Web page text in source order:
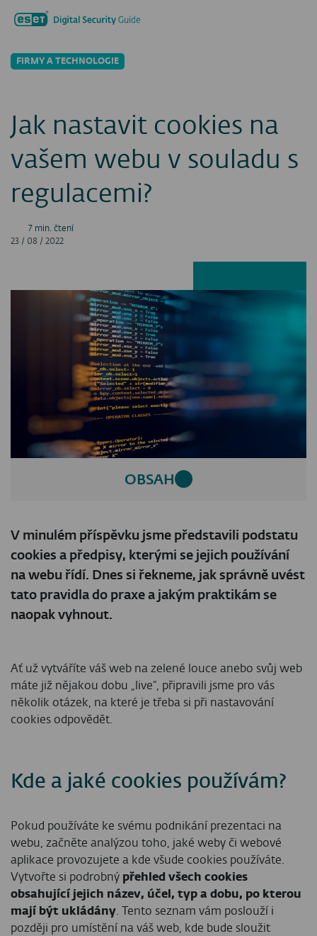
FIRMY A TECHNOLOGIE
Jak nastavit cookies na
vašem webu v souladu s
regulacemi?
7 min. čtení
23 / 08 / 2022
OBSAH
V minulém příspěvku jsme představili podstatu
cookies a předpisy, kterými se jejich používání
na webu řídí. Dnes si řekneme, jak správně uvést
tato pravidla do praxe a jakým praktikám se
naopak vyhnout.
Ať už vytváříte váš web na zelené louce anebo svůj web
máte již nějakou dobu „live“, připravili jsme pro vás
několik otázek, na které je třeba si při nastavování
cookies odpovědět.
Kde a jaké cookies používám?
Pokud používáte ke svému podnikání prezentaci na
webu, začněte analýzou toho, jaké weby či webové
aplikace provozujete a kde všude cookies používáte.
Vytvořte si podrobný přehled všech cookies
obsahující jejich název, účel, typ a dobu, po kterou
mají být ukládány. Tento seznam vám poslouží i
později pro umístění na váš web, kde bude sloužit